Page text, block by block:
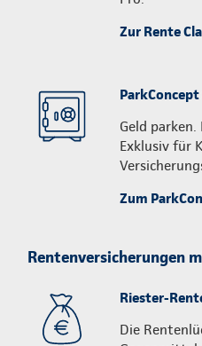
Zur Rente
ParkConcept
Geld
Exklusiv für
Zum
Rentenversicherungen
Riester-
Die